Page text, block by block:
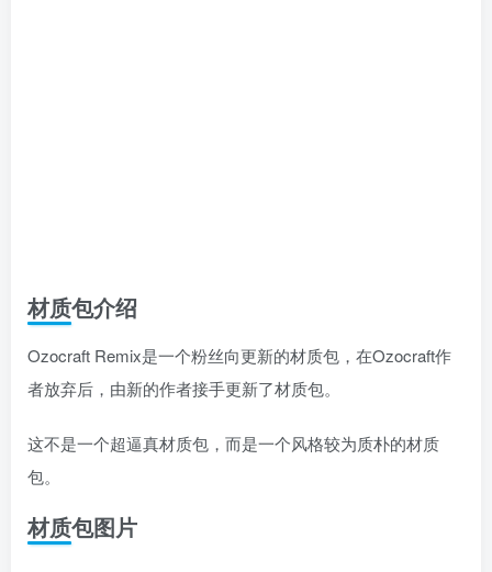
材质包介绍
Ozocraft Remix是一个粉丝向更新的材质包，在Ozocraft作
者放弃后，由新的作者接手更新了材质包。
这不是一个超逼真材质包，而是一个风格较为质朴的材质
包。
材质包图片